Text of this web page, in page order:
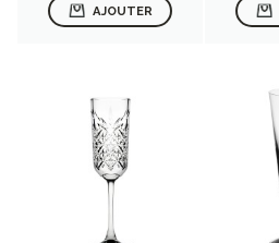
AJOUTER